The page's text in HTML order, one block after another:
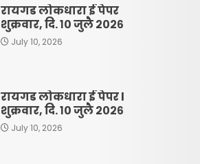
रायगड लोकधारा ई पेपर
शुक्रवार, दि. १० जुलै २०२६
July 10, 2026
रायगड लोकधारा ई पेपर l
शुक्रवार, दि. १० जुलै २०२६
July 10, 2026